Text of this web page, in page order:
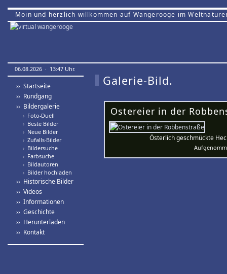
Moin und herzlich willkommen auf Wangerooge im
06.08.2026 · 13:47 Uhr.
›› Startseite
›› Rundgang
›› Bildergalerie
› Foto-Duell
› Beste Bilder
› Neue Bilder
› Zufalls-Bilder
› Bildersuche
› Farbsuche
› Bildautoren
› Bilder hochladen
›› Historische Bilder
›› Videos
›› Informationen
›› Geschichte
›› Herunterladen
›› Kontakt
Galerie-Bild.
Ostereier in der
Österlich geschmückte